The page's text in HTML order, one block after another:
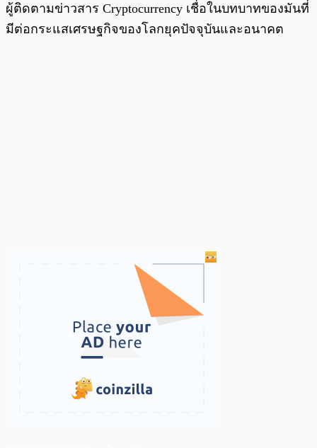
ผู้ติดตามข่าวสาร Cryptocurrency เชื่อในบทบาทของมันที่
มีต่อกระแสเศรษฐกิจของโลกยุคปัจจุบันและอนาคต